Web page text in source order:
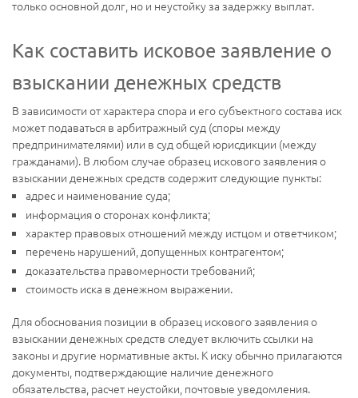
только основной долг, но и неустойку за задержку выплат.
Как составить исковое заявление о
взыскании денежных средств
В зависимости от характера спора и его субъектного состава иск
может подаваться в арбитражный суд (споры между
предпринимателями) или в суд общей юрисдикции (между
гражданами). В любом случае образец искового заявления о
взыскании денежных средств содержит следующие пункты:
адрес и наименование суда;
информация о сторонах конфликта;
характер правовых отношений между истцом и ответчиком;
перечень нарушений, допущенных контрагентом;
доказательства правомерности требований;
стоимость иска в денежном выражении.
Для обоснования позиции в образец искового заявления о
взыскании денежных средств следует включить ссылки на
законы и другие нормативные акты. К иску обычно прилагаются
документы, подтверждающие наличие денежного
обязательства, расчет неустойки, почтовые уведомления.